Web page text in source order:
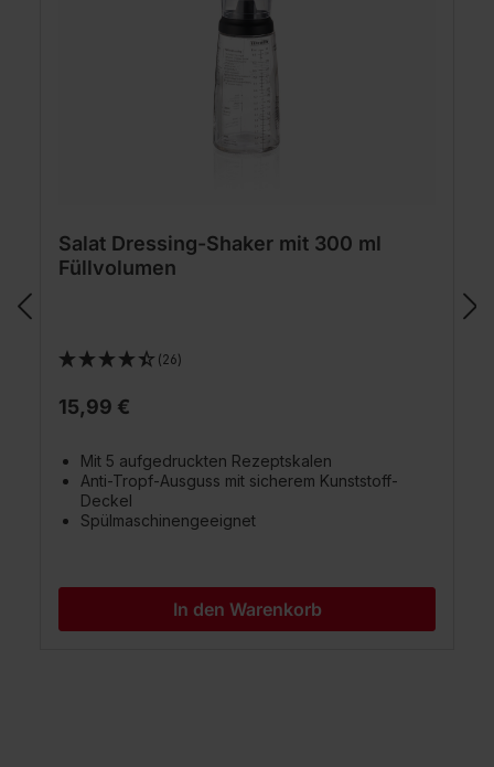
Salat Dressing-Shaker mit 300 ml
Füllvolumen
(26)
15,99 €
Mit 5 aufgedruckten Rezeptskalen
Anti-Tropf-Ausguss mit sicherem Kunststoff-
Deckel
Spülmaschinengeeignet
In den Warenkorb